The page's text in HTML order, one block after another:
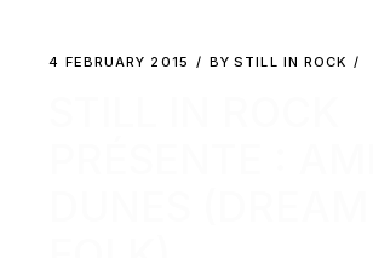
4 FEBRUARY 2015 BY STILL IN ROCK